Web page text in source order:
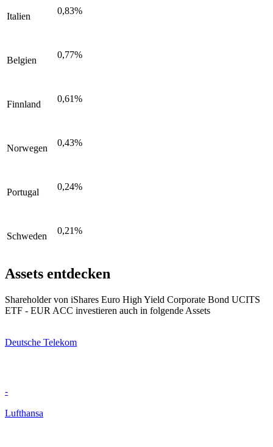
Italien
0,83%
Belgien
0,77%
Finnland
0,61%
Norwegen
0,43%
Portugal
0,24%
Schweden
0,21%
Assets entdecken
Shareholder von iShares Euro High Yield Corporate Bond UCITS
ETF - EUR ACC investieren auch in folgende Assets
Deutsche Telekom
-
Lufthansa